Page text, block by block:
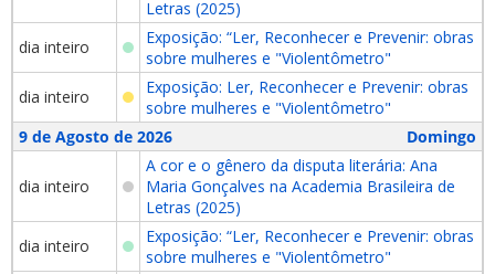
Letras (2025)
dia inteiro
Exposição: “Ler, Reconhecer e Prevenir: obras
sobre mulheres e "Violentômetro"
dia inteiro
Exposição: Ler, Reconhecer e Prevenir: obras
sobre mulheres e "Violentômetro"
9 de Agosto de 2026
Domingo
dia inteiro
A cor e o gênero da disputa literária: Ana
Maria Gonçalves na Academia Brasileira de
Letras (2025)
dia inteiro
Exposição: “Ler, Reconhecer e Prevenir: obras
sobre mulheres e "Violentômetro"